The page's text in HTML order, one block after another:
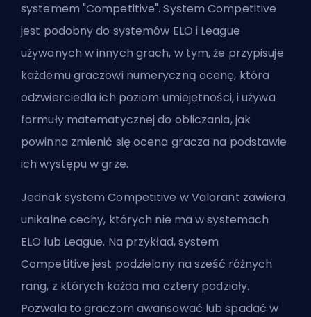
systemem "Competitive". System Competitive
jest podobny do systemów ELO i League
używanych w innych grach, w tym, że przypisuje
każdemu graczowi numeryczną ocenę, która
odzwierciedla ich poziom umiejętności, i używa
formuły matematycznej do obliczania, jak
powinna zmienić się ocena gracza na podstawie
ich występu w grze.
Jednak system Competitive w Valorant zawiera
unikalne cechy, których nie ma w systemach
ELO lub League. Na przykład, system
Competitive jest podzielony na sześć różnych
rang, z których każda ma cztery podziały.
Pozwala to graczom awansować lub spadać w